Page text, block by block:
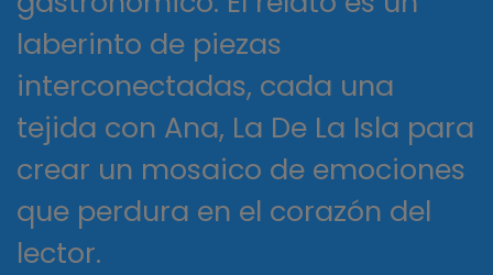
laberinto de piezas
interconectadas, cada una
tejida con Ana, La De La Isla para
crear un mosaico de emociones
que perdura en el corazón del
lector.